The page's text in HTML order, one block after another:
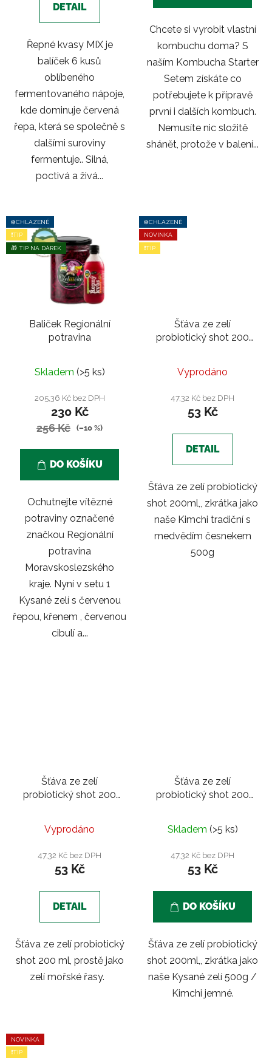
DETAIL
Řepné kvasy MIX je
balíček 6 kusů
oblíbeného
fermentovaného nápoje,
kde dominuje červená
řepa, která se společně s
dalšími suroviny
fermentuje.. Silná,
poctivá a živá...
Chcete si vyrobit vlastní
kombuchu doma? S
naším Kombucha Starter
Setem získáte co
potřebujete k přípravě
první i dalších kombuch.
Nemusíte nic složitě
shánět, protože v balení...
❄️CHLAZENÉ
❗TIP
🎁 TIP NA DÁREK
Baliček Regionální
potravina
Skladem (>5 ks)
205,36 Kč bez DPH
230 Kč
256 Kč (–10 %)
DO KOŠÍKU
Ochutnejte vítězné
potraviny označené
značkou Regionální
potravina
Moravskoslezského
kraje. Nyní v setu 1
Kysané zelí s červenou
řepou, křenem , červenou
cibulí a...
❄️CHLAZENÉ
NOVINKA
❗TIP
Šťáva ze zelí
probiotický shot 200
Vyprodáno
47,32 Kč bez DPH
53 Kč
DETAIL
Šťáva ze zelí probiotický
shot 200ml,, zkrátka jako
naše Kimchi tradiční s
medvědím česnekem
500g
Šťáva ze zelí
probiotický shot 200
Vyprodáno
47,32 Kč bez DPH
53 Kč
DETAIL
Šťáva ze zelí probiotický
shot 200 ml, prostě jako
zelí mořské řasy.
Šťáva ze zelí
probiotický shot 200
Skladem (>5 ks)
47,32 Kč bez DPH
53 Kč
DO KOŠÍKU
Šťáva ze zelí probiotický
shot 200ml,, zkrátka jako
naše Kysané zelí 500g /
Kimchi jemné.
NOVINKA
❗TIP